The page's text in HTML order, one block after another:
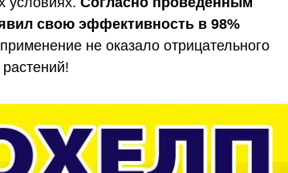
свою эффективность в 98%
не оказало отрицательного